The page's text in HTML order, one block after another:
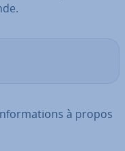
à propos